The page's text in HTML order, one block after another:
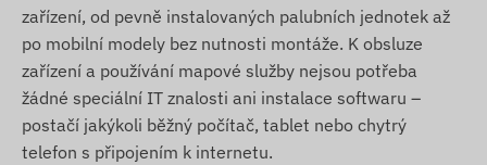
alarmy, mapové zobrazení tras a analýza pomocí
diagramů, vytváření jízdních listů a dalších
přehledů), naleznete v popisu sledovacího
softwaru.
Obsah balení
zařízení, od pevně instalovaných palubních jednotek až
po mobilní modely bez nutnosti montáže. K obsluze
zařízení a používání mapové služby nejsou potřeba
žádné speciální IT znalosti ani instalace softwaru –
postačí jakýkoli běžný počítač, tablet nebo chytrý
telefon s připojením k internetu.